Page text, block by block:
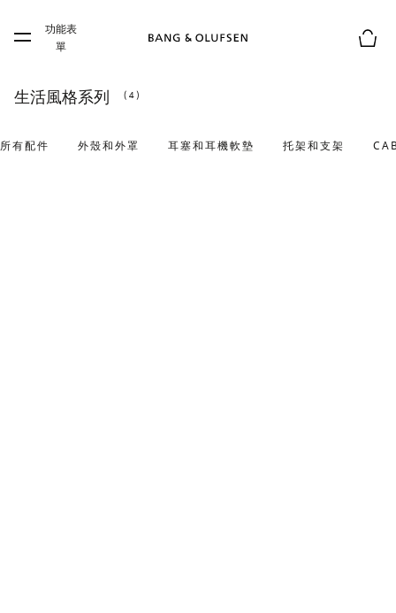
Skip to main footer
功能表
單
生活風格系列 (4)
所有配件 外殼和外罩 耳塞和耳機軟墊 托架和支架